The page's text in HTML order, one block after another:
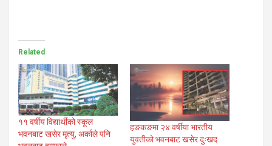
Related
११ वर्षीय विद्यार्थीको स्कूल
भवनबाट खसेर मृत्यु, अर्काले पनि
हङकङमा २४ वर्षीया भारतीय
युवतीको भवनबाट खसेर दुःखद